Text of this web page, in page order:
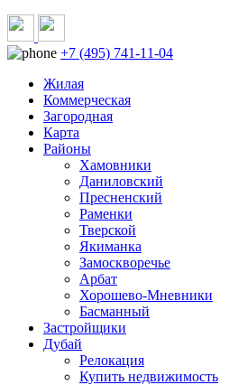
+7 (495) 741-11-04
Жилая
Коммерческая
Загородная
Карта
Районы
Хамовники
Даниловский
Пресненский
Раменки
Тверской
Якиманка
Замоскворечье
Арбат
Хорошево-Мневники
Басманный
Застройщики
Дубай
Релокация
Купить недвижимость